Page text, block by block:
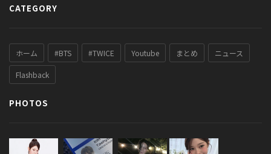
CATEGORY
ホーム #BTS #TWICE Youtube まとめ ニュース
Flashback
PHOTOS